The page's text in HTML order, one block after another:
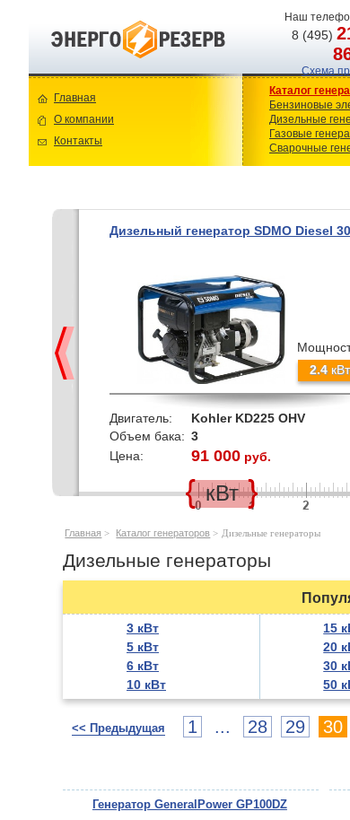
Наш
8 (495)
Схема
Главная
О компании
Контакты
Каталог
Бензиновые
Дизельные
Газовые
Сварочные
Дизельный генератор SDMO Diesel
2.4кВт
Двигатель:
Kohler KD225 OHV
Объем бака: 3
Цена:
91 000 руб.
кВт
Главная > Каталог генераторов > Дизельные генераторы
Дизельные генераторы
3 кВт
5 кВт
6 кВт
10 кВт
15
20
30
50
<< Предыдущая 1 ... 28 29 30
Генератор GeneralPower GP100DZ